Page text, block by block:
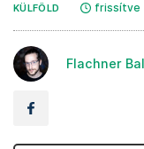
KÜLFÖLD frissítve
Flachner